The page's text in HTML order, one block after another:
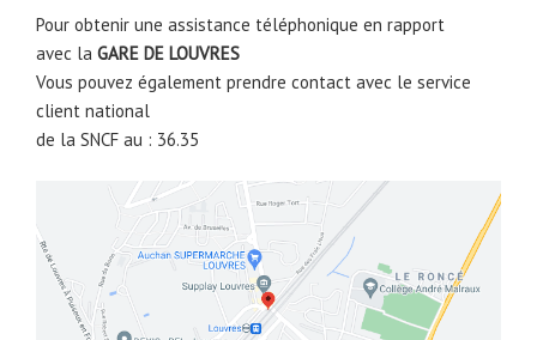
Pour obtenir une assistance téléphonique en rapport
avec la GARE DE LOUVRES
Vous pouvez également prendre contact avec le service
client national
de la SNCF au : 36.35